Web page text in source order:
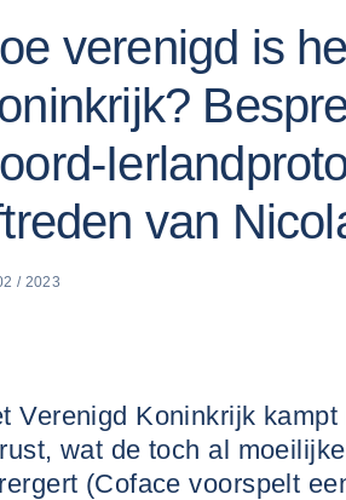
verenigd is
van
/ 2023
Verenigd Koninkrijk
wat de toch al
(Coface voorspelt